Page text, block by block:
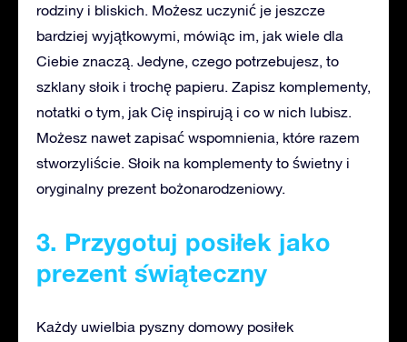
rodziny i bliskich. Możesz uczynić je jeszcze
bardziej wyjątkowymi, mówiąc im, jak wiele dla
Ciebie znaczą. Jedyne, czego potrzebujesz, to
szklany słoik i trochę papieru. Zapisz komplementy,
notatki o tym, jak Cię inspirują i co w nich lubisz.
Możesz nawet zapisać wspomnienia, które razem
stworzyliście. Słoik na komplementy to świetny i
oryginalny prezent bożonarodzeniowy.
3. Przygotuj posiłek jako
prezent świąteczny
Każdy uwielbia pyszny domowy posiłek